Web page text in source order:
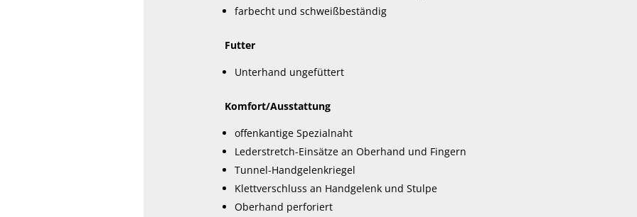
farbecht und schweißbeständig
Futter
Unterhand ungefüttert
Komfort/Ausstattung
offenkantige Spezialnaht
Lederstretch-Einsätze an Oberhand und Fingern
Tunnel-Handgelenkriegel
Klettverschluss an Handgelenk und Stulpe
Oberhand perforiert